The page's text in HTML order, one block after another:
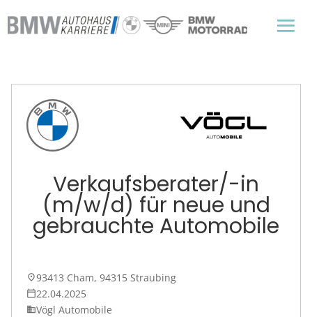
Verkaufsberater/-in
(m/w/d) für neue und
gebrauchte Automobile
place93413 Cham, 94315 Straubing
calendar_today22.04.2025
businessVögl Automobile